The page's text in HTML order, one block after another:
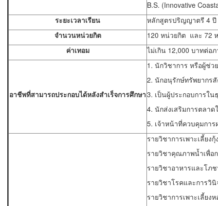
B.S. (Innovative
ระยะเวลาเรียน
หลักสูตรปริญญาตรี 4 ปี
จำนวนหน่วยกิต
120 หน่วยกิต และ 72
ค่าเทอม
ไม่เกิน 12,000 บาทต่อ
อาชีพที่สามารถประกอบได้หลังสำเร็จการศึกษา
1. นักวิชาการ หรือผู้ช่ว
2. นักอนุรักษ์ทรัพยากร
3. เป็นผู้ประกอบการใ
4. นักส่งเสริมการตลาด
5. เจ้าหน้าที่ควบคุมกา
รายวิชาการเพาะเลี้ยงกุ้
รายวิชาคุณภาพน้ำเพื่อ
รายวิชาอาหารและโภ
รายวิชาโรคและการวิ
รายวิชาการเพาะเลี้ยง